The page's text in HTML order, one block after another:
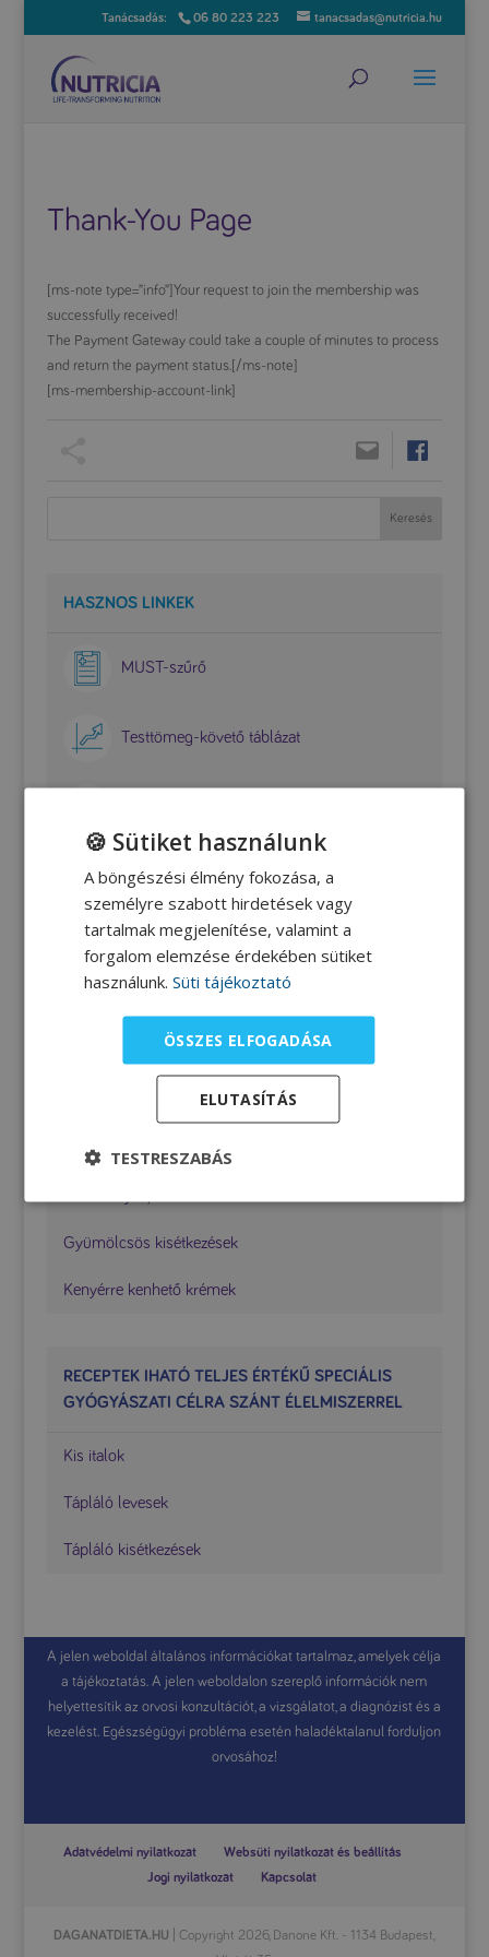
06 80 223 223 tanacsadas@nutricia.hu
Thank-You Page
[ms-note type=”info”]Your request to join the membership was
successfully received!
The Payment Gateway could take a couple of minutes to process
and return the payment status.[/ms-note]
[ms-membership-account-link]
HASZNOS LINKEK
MUST-szűrő
Testtömeg-követő táblázat
Dietetikus válaszol!
RECEPTEK FEHÉRJEPÓTLÓ SPECIÁLIS
Húsos, tojásos ételek
Gyümölcsös kisétkezések
Kenyérre kenhető krémek
RECEPTEK IHATÓ TELJES ÉRTÉKŰ SPECIÁLIS
GYÓGYÁSZATI CÉLRA SZÁNT ÉLELMISZERREL
Kis italok
Tápláló levesek
Tápláló kisétkezések
A jelen weboldal általános információkat tartalmaz, amelyek célja
a tájékoztatás. A jelen weboldalon szereplő információk nem
helyettesítik az orvosi konzultációt, a vizsgálatot, a diagnózist és a
kezelést. Egészségügyi probléma esetén haladéktalanul forduljon
orvosához!
Adatvédelmi nyilatkozat
Websüti nyilatkozat és beállítás
Jogi nyilatkozat
Kapcsolat
DAGANATDIETA.HU | Copyright 2026, Danone Kft. - 1134 Budapest,
🍪 Sütiket használunk
A böngészési élmény fokozása, a
személyre szabott hirdetések vagy
tartalmak megjelenítése, valamint a
forgalom elemzése érdekében sütiket
használunk. Süti tájékoztató
ÖSSZES ELFOGADÁSA
ELUTASÍTÁS
TESTRESZABÁS